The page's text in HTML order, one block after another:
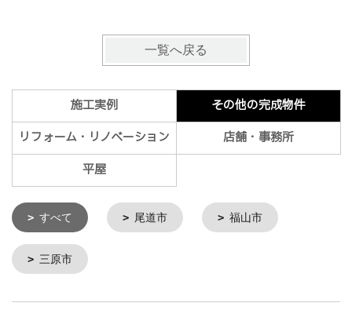
一覧へ戻る
施工実例
その他の完成物件
リフォーム・リノベーション
店舗・事務所
平屋
すべて 尾道市 福山市
三原市